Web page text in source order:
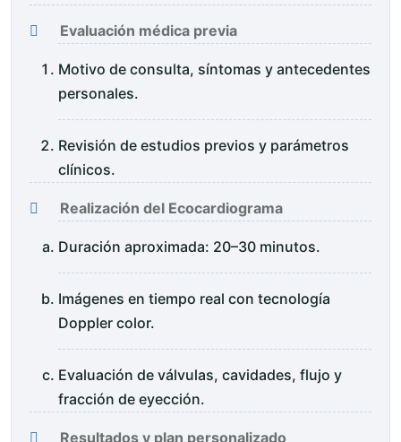
Evaluación médica previa
Motivo de consulta, síntomas y antecedentes
personales.
Revisión de estudios previos y parámetros
clínicos.
Realización del Ecocardiograma
Duración aproximada: 20–30 minutos.
Imágenes en tiempo real con tecnología
Doppler color.
Evaluación de válvulas, cavidades, flujo y
fracción de eyección.
Resultados y plan personalizado